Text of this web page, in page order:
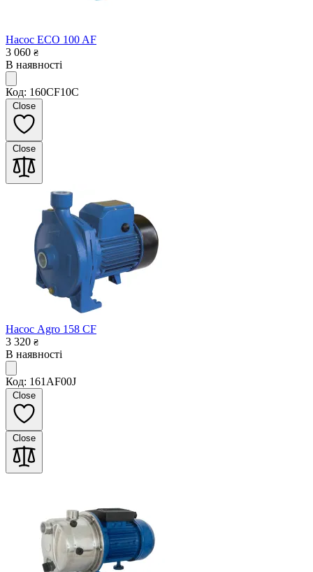
Насос ECO 100 AF
3 060 ₴
В наявності
Код: 160CF10C
Close
Close
Насос Agro 158 CF
3 320 ₴
В наявності
Код: 161AF00J
Close
Close